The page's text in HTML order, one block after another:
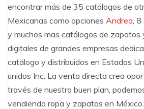
encontrar más de 35 catálogos de
Mexicanas como opciones Andrea ,
y muchos mas catálogos de zapatos
digitales de grandes empresas
catálogo y distribuidos en Estados
unidos Inc. La venta directa crea
través de nuestro buen plan,
vendiendo ropa y zapatos en